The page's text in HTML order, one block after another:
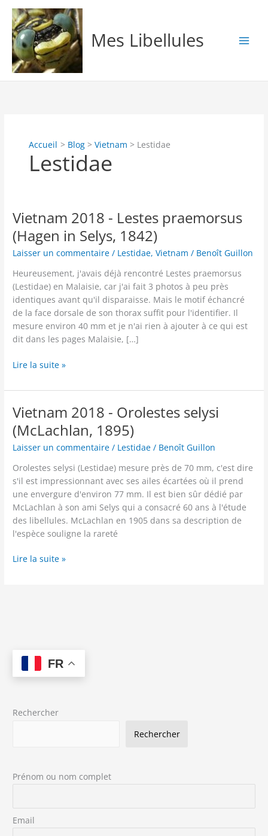
Aller
contenu
Mes Libellules
Accueil Blog Vietnam Lestidae
Lestidae
Vietnam 2018 - Lestes praemorsus
(Hagen in Selys, 1842)
Laisser un commentaire / Lestidae,Vietnam / Benoît Guillon
Heureusement, j'avais déjà rencontré Lestes praemorsus
(Lestidae) en Malaisie, car j'ai fait 3 photos à peu près
identiques avant qu'il disparaisse. Mais le motif échancré
de la face dorsale de son thorax suffit pour l'identifier. Il
mesure environ 40 mm et je n'ai rien à ajouter à ce qui est
dit dans les pages Malaisie, […]
Vietnam
-
praemorsus
(Hagen
in
1842)
Lire la suite »
Vietnam 2018 - Orolestes selysi
(McLachlan, 1895)
Laisser un commentaire / Lestidae / Benoît Guillon
Orolestes selysi (Lestidae) mesure près de 70 mm, c'est dire
s'il est impressionnant avec ses ailes écartées où il prend
une envergure d'environ 77 mm. Il est bien sûr dédié par
McLachlan à son ami Selys qui a consacré 60 ans à l'étude
des libellules. McLachlan en 1905 dans sa description de
l'espèce souligne la rareté
Vietnam
Lire la suite »
FR
Rechercher
Rechercher
Prénom ou nom complet
Email